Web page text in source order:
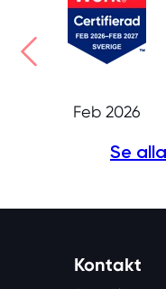
Feb 2026
Se
Kontakt